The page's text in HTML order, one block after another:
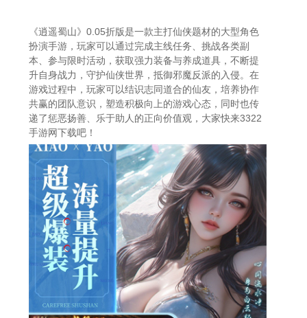
《逍遥蜀山》0.05折版是一款主打仙侠题材的大型角色
扮演手游，玩家可以通过完成主线任务、挑战各类副
本、参与限时活动，获取强力装备与养成道具，不断提
升自身战力，守护仙侠世界，抵御邪魔反派的入侵。在
游戏过程中，玩家可以结识志同道合的仙友，培养协作
共赢的团队意识，塑造积极向上的游戏心态，同时也传
递了惩恶扬善、乐于助人的正向价值观，大家快来3322
手游网下载吧！